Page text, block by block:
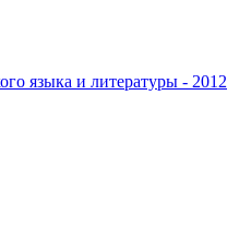
языка и литературы - 2012